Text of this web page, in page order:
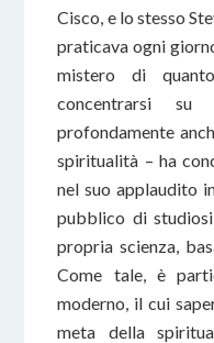
Cisco, e lo stesso
praticava ogni
mistero di
concentrarsi su
profondamente
spiritualità – ha
nel suo applaudito
pubblico di
propria scienza,
Come tale, è
moderno, il cui
meta della